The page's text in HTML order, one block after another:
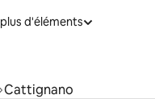
d'éléments
Cattignano